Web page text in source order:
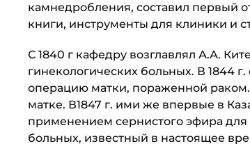
камнедробления, составил первый
книги, инструменты для клиники и
С 1840 г кафедру возглавлял А.А.
гинекологических больных. В 1844
операцию матки, пора­женной
матке. В1847 г. ими же впервые в
применением сернистого эфира
больных, известный в настоящее